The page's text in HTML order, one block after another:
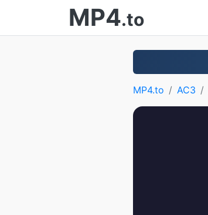
MP4.to
MP4.to AC3